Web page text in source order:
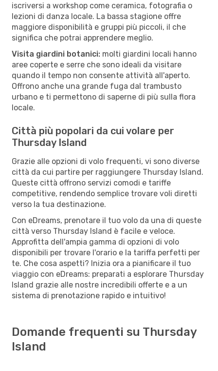
iscriversi a workshop come ceramica, fotografia o
lezioni di danza locale. La bassa stagione offre
maggiore disponibilità e gruppi più piccoli, il che
significa che potrai apprendere meglio.
Visita giardini botanici: molti giardini locali hanno
aree coperte e serre che sono ideali da visitare
quando il tempo non consente attività all'aperto.
Offrono anche una grande fuga dal trambusto
urbano e ti permettono di saperne di più sulla flora
locale.
Città più popolari da cui volare per
Thursday Island
Grazie alle opzioni di volo frequenti, vi sono diverse
città da cui partire per raggiungere Thursday Island.
Queste città offrono servizi comodi e tariffe
competitive, rendendo semplice trovare voli diretti
verso la tua destinazione.
Con eDreams, prenotare il tuo volo da una di queste
città verso Thursday Island è facile e veloce.
Approfitta dell'ampia gamma di opzioni di volo
disponibili per trovare l'orario e la tariffa perfetti per
te. Che cosa aspetti? Inizia ora a pianificare il tuo
viaggio con eDreams: preparati a esplorare Thursday
Island grazie alle nostre incredibili offerte e a un
sistema di prenotazione rapido e intuitivo!
Domande frequenti su Thursday
Island